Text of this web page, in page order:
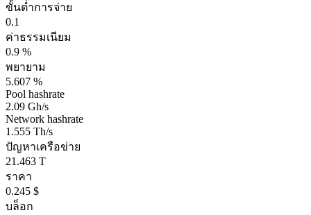
ขั้นต่ำการจ่าย
0.1
ค่าธรรมเนียม
0.9 %
พยายาม
5.607 %
Pool hashrate
2.09 Gh/s
Network hashrate
1.555 Th/s
ปัญหาเครือข่าย
21.463 T
ราคา
0.245 $
บล็อก